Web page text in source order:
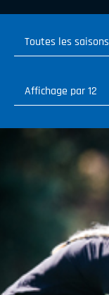
Toutes les saisons
2026-2027
2025-2026
2022-2023
2021-2022
2020-2021
Affichage par 12
Affichage par 24
Affichage par 36